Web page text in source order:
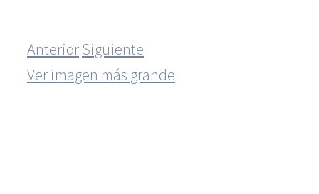
AnteriorSiguiente
Ver imagen más grande